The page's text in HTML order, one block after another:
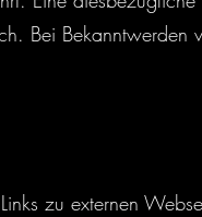
Bei
zu externen